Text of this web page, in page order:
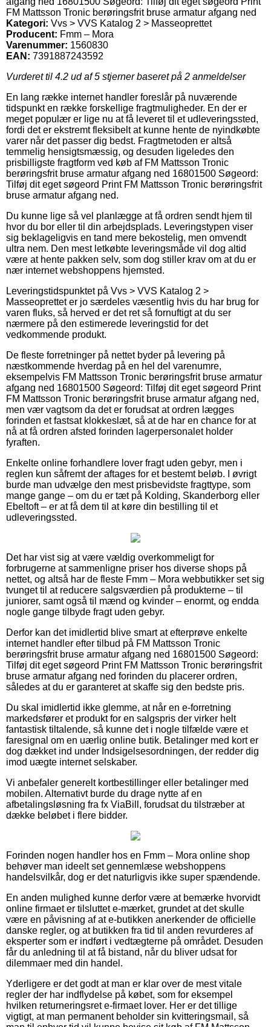
FM Mattsson Tronic berøringsfrit bruse armatur afgang ned
Kategori: Vvs > VVS Katalog 2 > Masseoprettet
Producent: Fmm – Mora
Varenummer: 1560830
EAN: 7391887243592
Vurderet til 4.2 ud af 5 stjerner baseret på 2 anmeldelser
En lang række internet handler foreslår på nuværende
tidspunkt en række forskellige fragtmuligheder. En der er
meget populær er lige nu at få leveret til et udleveringssted,
fordi det er ekstremt fleksibelt at kunne hente de nyindkøbte
varer når det passer dig bedst. Fragtmetoden er altså
temmelig hensigtsmæssig, og desuden ligeledes den
prisbilligste fragtform ved køb af FM Mattsson Tronic
berøringsfrit bruse armatur afgang ned 16801500 Søgeord:
Tilføj dit eget søgeord Print FM Mattsson Tronic berøringsfrit
bruse armatur afgang ned.
Du kunne lige så vel planlægge at få ordren sendt hjem til
hvor du bor eller til din arbejdsplads. Leveringstypen viser
sig beklageligvis en tand mere bekostelig, men omvendt
ultra nem. Den mest letkøbte leveringsmåde vil dog altid
være at hente pakken selv, som dog stiller krav om at du er
nær internet webshoppens hjemsted.
Leveringstidspunktet på Vvs > VVS Katalog 2 >
Masseoprettet er jo særdeles væsentlig hvis du har brug for
varen fluks, så herved er det ret så fornuftigt at du ser
nærmere på den estimerede leveringstid for det
vedkommende produkt.
De fleste forretninger på nettet byder på levering på
næstkommende hverdag på en hel del varenumre,
eksempelvis FM Mattsson Tronic berøringsfrit bruse armatur
afgang ned 16801500 Søgeord: Tilføj dit eget søgeord Print
FM Mattsson Tronic berøringsfrit bruse armatur afgang ned,
men vær vagtsom da det er forudsat at ordren lægges
forinden et fastsat klokkeslæt, så at de har en chance for at
nå at få ordren afsted forinden lagerpersonalet holder
fyraften.
Enkelte online forhandlere lover fragt uden gebyr, men i
reglen kun såfremt der aftages for et bestemt beløb. I øvrigt
burde man udvælge den mest prisbevidste fragttype, som
mange gange – om du er tæt på Kolding, Skanderborg eller
Ebeltoft – er at få dem til at køre din bestilling til et
udleveringssted.
Det har vist sig at være vældig overkommeligt for
forbrugerne at sammenligne priser hos diverse shops på
nettet, og altså har de fleste Fmm – Mora webbutikker set sig
tvunget til at reducere salgsværdien på produkterne – til
juniorer, samt også til mænd og kvinder – enormt, og endda
nogle gange tilbyde fragt uden gebyr.
Derfor kan det imidlertid blive smart at efterprøve enkelte
internet handler efter tilbud på FM Mattsson Tronic
berøringsfrit bruse armatur afgang ned 16801500 Søgeord:
Tilføj dit eget søgeord Print FM Mattsson Tronic berøringsfrit
bruse armatur afgang ned forinden du placerer ordren,
således at du er garanteret at skaffe sig den bedste pris.
Du skal imidlertid ikke glemme, at når en e-forretning
markedsfører et produkt for en salgspris der virker helt
fantastisk tiltalende, så kunne det i nogle tilfælde være et
faresignal om en uærlig online butik. Betalinger med kort er
dog dækket ind under Indsigelsesordningen, der redder dig
imod uægte internet selskaber.
Vi anbefaler generelt kortbestillinger eller betalinger med
mobilen. Alternativt burde du drage nytte af en
afbetalingsløsning fra fx ViaBill, forudsat du tilstræber at
dække beløbet i flere bidder.
Forinden nogen handler hos en Fmm – Mora online shop
behøver man ideelt set gennemlæse webshoppens
handelsvilkår, dog er det naturligvis ikke super spændende.
En anden mulighed kunne derfor være at bemærke hvorvidt
online firmaet er tilsluttet e-mærket, grundet at det skulle
være en påvisning af at e-butikken anerkender de officielle
danske regler, og at butikken fra tid til anden revurderes af
eksperter som er indført i vedtægterne på området. Desuden
får du anledning til at få bistand, når du bliver udsat for
dilemmaer med din handel.
Yderligere er det godt at man er klar over de mest vitale
regler der har indflydelse på købet, som for eksempel
hvilken returneringsret e-firmaet lover. Her er det tillige
vigtigt, at man permanent beholder sin kvitteringsmail, så